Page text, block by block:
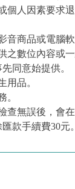
個人因素要求
音商品或電腦軟
之數位內容或
同意始提供。
用品。
。
查無誤後，會
款手續費30元。